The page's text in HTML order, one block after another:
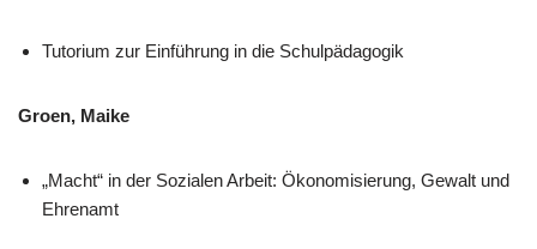
Tutorium zur Einführung in die Schulpädagogik
Groen, Maike
„Macht“ in der Sozialen Arbeit: Ökonomisierung, Gewalt und
Ehrenamt